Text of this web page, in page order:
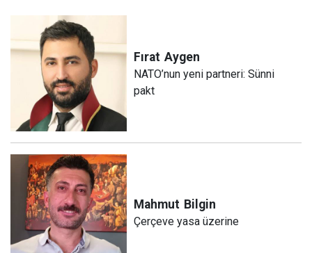
Fırat Aygen
NATO’nun yeni partneri: Sünni
pakt
Mahmut Bilgin
Çerçeve yasa üzerine